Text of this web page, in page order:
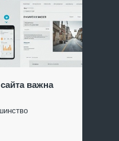
важна